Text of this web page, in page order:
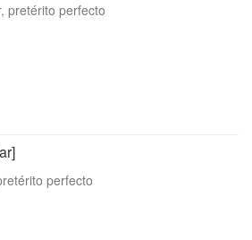
pretérito perfecto
perfecto